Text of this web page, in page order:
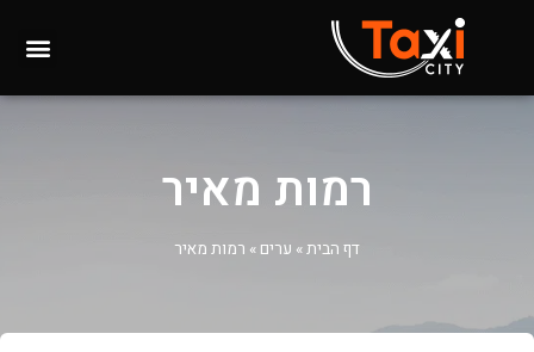
רמות מאיר
דף הבית» ערים » רמות מאיר